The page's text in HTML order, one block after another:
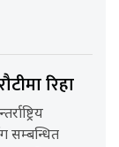
रिहा
सम्बन्धित